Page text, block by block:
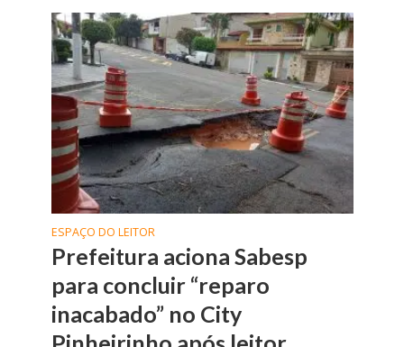
ESPAÇO DO LEITOR
Prefeitura aciona Sabesp
para concluir “reparo
inacabado” no City